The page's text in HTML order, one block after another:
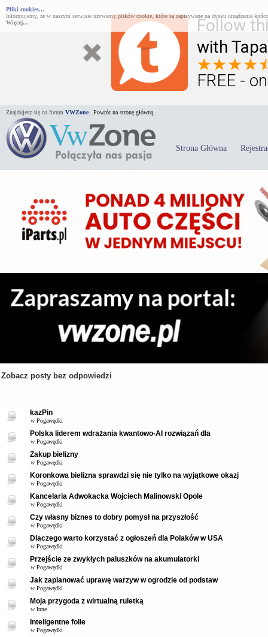
Follow
with
FREE -
Pliki cookies...
Informujemy, że w naszym serwisie używamy plików cookie, które są zapisywane na dysku urządzenia
Więcej...
Znajdujesz się na forum VWZone Powrót na stronę główną.
Strona Główna
Zobacz posty bez odpowiedzi
kazPin
w Pogawędki
Polska liderem wdrażania kwantowo-AI rozwiązań dla
w Pogawędki
Zakup bielizny
w Pogawędki
Koronkowa bielizna sprawdzi się nie tylko na wyjątkowe okazj
w Pogawędki
Kancelaria Adwokacka Wojciech Malinowski Opole
w Pogawędki
Czy własny biznes to dobry pomysł na przyszłość
w Pogawędki
Dlaczego warto korzystać z ogłoszeń dla Polaków w USA
w Pogawędki
Przejście ze zwykłych paluszków na akumulatorki
w Pogawędki
Jak zaplanować uprawę warzyw w ogrodzie od podstaw
w Pogawędki
Moja przygoda z wirtualną ruletką
w Inne
Inteligentne folie
w Pogawędki